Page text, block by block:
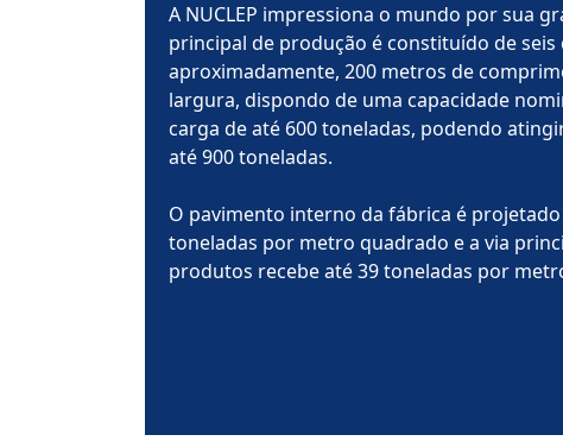
A NUCLEP impressiona o mundo por sua
principal de produção é constituído de
aproximadamente, 200 metros de
largura, dispondo de uma capacidade
carga de até 600 toneladas, podendo
até 900 toneladas.
O pavimento interno da fábrica é
toneladas por metro quadrado e a via
produtos recebe até 39 toneladas por